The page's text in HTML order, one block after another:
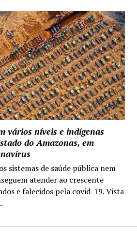
vários níveis e indígenas
do Amazonas, em
sistemas de saúde pública nem
atender ao crescente
e falecidos pela covid-19. Vista